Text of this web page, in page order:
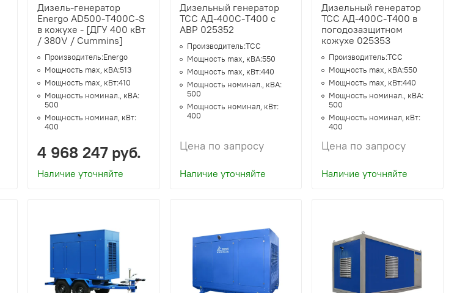
Дизель-генератор
Energo AD500-T400C-S
в кожухе - [ДГУ 400 кВт
/ 380V / Cummins]
Производитель:Energo
Мощность max, кВА:513
Мощность max, кВт:410
Мощность номинал., кВА:
500
Мощность номинал, кВт:
400
Наличие уточняйте
4 968 247 руб.
Дизельный генератор
ТСС АД-400С-Т400 с
АВР 025352
Производитель:ТСС
Мощность max, кВА:550
Мощность max, кВт:440
Мощность номинал., кВА:
500
Мощность номинал, кВт:
400
Наличие уточняйте
Цена по запросу
Дизельный генератор
ТСС АД-400С-Т400 в
погодозазщитном
кожухе 025353
Производитель:ТСС
Мощность max, кВА:550
Мощность max, кВт:440
Мощность номинал., кВА:
500
Мощность номинал, кВт:
400
Наличие уточняйте
Цена по запросу